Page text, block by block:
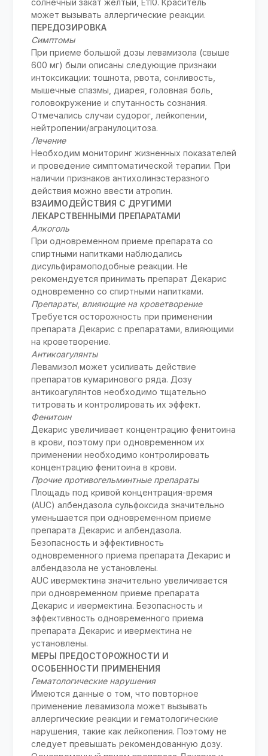
солнечный закат желтый, Е110. Краситель
может вызывать аллергические реакции.
ПЕРЕДОЗИРОВКА
Симптомы
При приеме большой дозы левамизола (свыше
600 мг) были описаны следующие признаки
интоксикации: тошнота, рвота, сонливость,
мышечные спазмы, диарея, головная боль,
головокружение и спутанность сознания.
Отмечались случаи судорог, лейкопении,
нейтропении/агранулоцитоза.
Лечение
Необходим мониторинг жизненных показателей
и проведение симптоматической терапии. При
наличии признаков антихолинэстеразного
действия можно ввести атропин.
ВЗАИМОДЕЙСТВИЯ С ДРУГИМИ
ЛЕКАРСТВЕННЫМИ ПРЕПАРАТАМИ
Алкоголь
При одновременном приеме препарата со
спиртными напитками наблюдались
дисульфирамоподобные реакции. Не
рекомендуется принимать препарат Декарис
одновременно со спиртными напитками.
Препараты, влияющие на кроветворение
Требуется осторожность при применении
препарата Декарис с препаратами, влияющими
на кроветворение.
Антикоагулянты
Левамизол может усиливать действие
препаратов кумаринового ряда. Дозу
антикоагулянтов необходимо тщательно
титровать и контролировать их эффект.
Фенитоин
Декарис увеличивает концентрацию фенитоина
в крови, поэтому при одновременном их
применении необходимо контролировать
концентрацию фенитоина в крови.
Прочие противогельминтные препараты
Площадь под кривой концентрация-время
(AUC) албендазола сульфоксида значительно
уменьшается при одновременном приеме
препарата Декарис и албендазола.
Безопасность и эффективность
одновременного приема препарата Декарис и
албендазола не установлены.
AUC ивермектина значительно увеличивается
при одновременном приеме препарата
Декарис и ивермектина. Безопасность и
эффективность одновременного приема
препарата Декарис и ивермектина не
установлены.
МЕРЫ ПРЕДОСТОРОЖНОСТИ И
ОСОБЕННОСТИ ПРИМЕНЕНИЯ
Гематологические нарушения
Имеются данные о том, что повторное
применение левамизола может вызывать
аллергические реакции и гематологические
нарушения, такие как лейкопения. Поэтому не
следует превышать рекомендованную дозу.